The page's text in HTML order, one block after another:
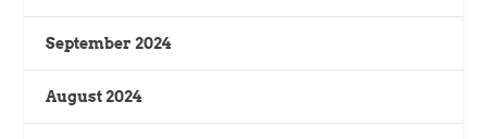
September 2024
August 2024